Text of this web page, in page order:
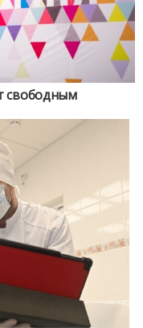
свободным